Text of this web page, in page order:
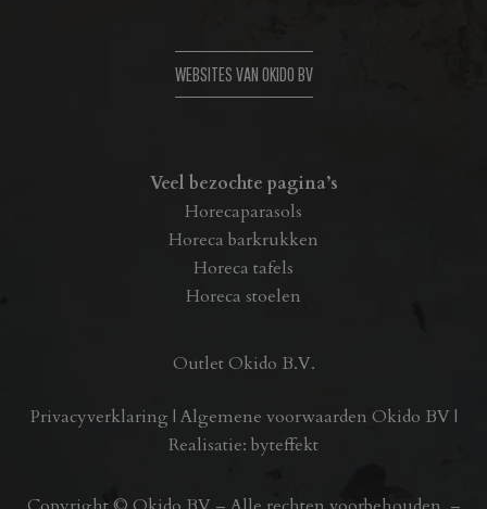
WEBSITES VAN OKIDO BV
Veel bezochte pagina’s
Horecaparasols
Horeca barkrukken
Horeca tafels
Horeca stoelen
Outlet Okido B.V.
Privacyverklaring | Algemene voorwaarden Okido BV |
Realisatie: byteffekt